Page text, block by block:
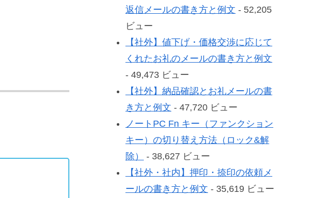
返信メールの書き方と例文 - 52,205
ビュー
【社外】値下げ・価格交渉に応じて
くれたお礼のメールの書き方と例文
- 49,473 ビュー
【社外】納品確認とお礼メールの書
き方と例文 - 47,720 ビュー
ノートPC Fn キー（ファンクション
キー）の切り替え方法（ロック&解
除）
- 38,627 ビュー
【社外・社内】押印・捺印の依頼メ
ールの書き方と例文 - 35,619 ビュー